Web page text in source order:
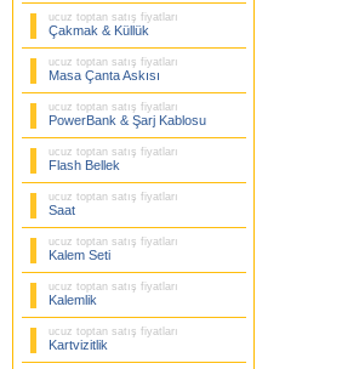
ucuz toptan satış fiyatları
Çakmak & Küllük
ucuz toptan satış fiyatları
Masa Çanta Askısı
ucuz toptan satış fiyatları
PowerBank & Şarj Kablosu
ucuz toptan satış fiyatları
Flash Bellek
ucuz toptan satış fiyatları
Saat
ucuz toptan satış fiyatları
Kalem Seti
ucuz toptan satış fiyatları
Kalemlik
ucuz toptan satış fiyatları
Kartvizitlik